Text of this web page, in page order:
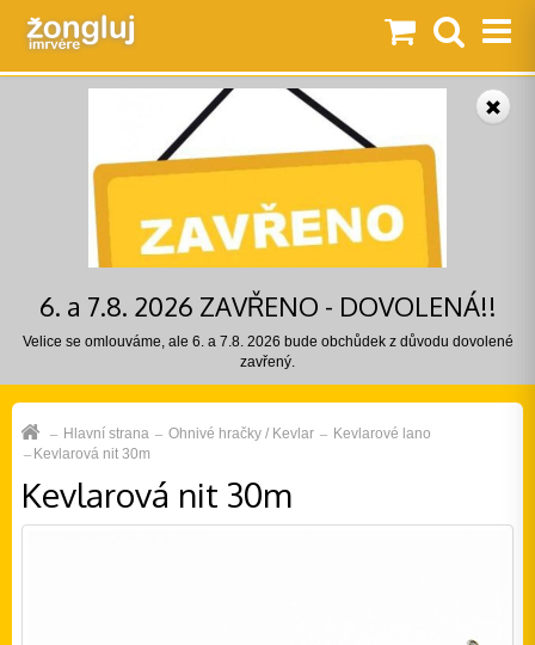
6. a 7.8. 2026 ZAVŘENO - DOVOLENÁ!!
Velice se omlouváme, ale 6. a 7.8. 2026 bude obchůdek z důvodu dovolené
zavřený.
Hlavní strana Ohnivé hračky / Kevlar
Kevlarové lano
Kevlarová nit 30m
Kevlarová nit 30m